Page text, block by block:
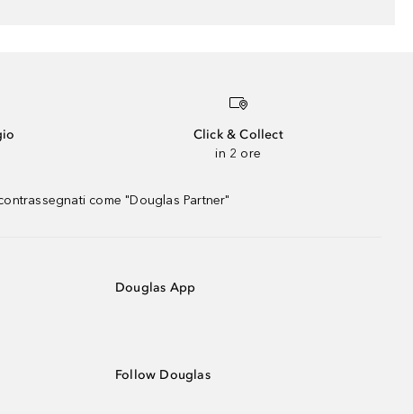
Click & Collect
in 2 ore
come "Douglas Partner"
Douglas App
Follow Douglas